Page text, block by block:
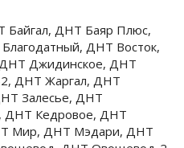
ДНТ Баяр Плюс,
ДНТ Восток,
Джидинское, ДНТ
ДНТ Жаргал, ДНТ
Залесье, ДНТ
ДНТ Кедровое, ДНТ
Мир, ДНТ Мэдари, ДНТ